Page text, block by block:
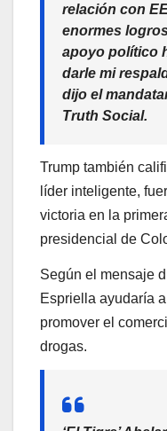
relación con
enormes
apoyo político
darle mi
dijo el
Truth Social.
Trump también
líder inteligente,
victoria en la
presidencial de
Según el mensaje
Espriella ayudaría
promover el
drogas.